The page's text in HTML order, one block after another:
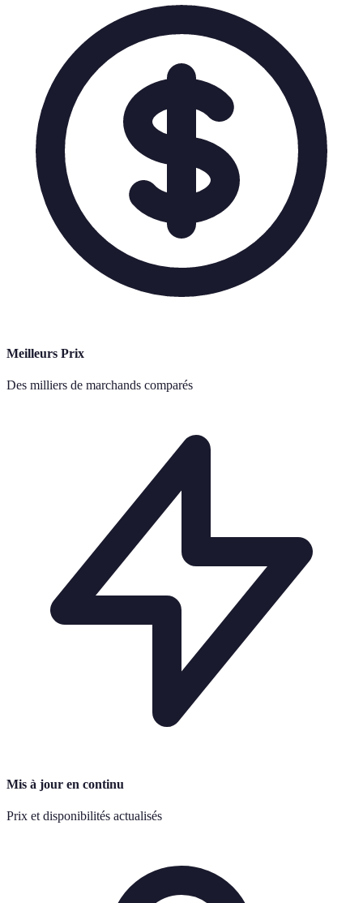
Meilleurs Prix
Des milliers de marchands comparés
Mis à jour en continu
Prix et disponibilités actualisés